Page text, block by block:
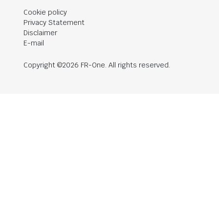
Cookie policy
Privacy Statement
Disclaimer
E-mail
Copyright ©2026 FR-One. All rights reserved.